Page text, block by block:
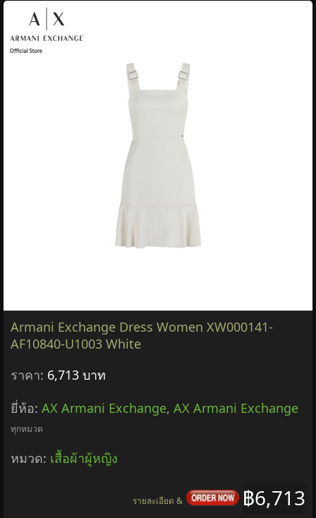
Armani Exchange Dress Women XW000141-
AF10840-U1003 White
ราคา: 6,713 บาท
ยี่ห้อ: AX Armani Exchange, AX Armani Exchange
ทุกหมวด
หมวด: เสื้อผ้าผู้หญิง
฿6,713
รายละเอียด &